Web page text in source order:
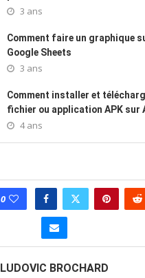
3 ans
Comment faire un graphique
Google Sheets
3 ans
Comment installer et
fichier ou application APK sur
4 ans
0
LUDOVIC BROCHARD